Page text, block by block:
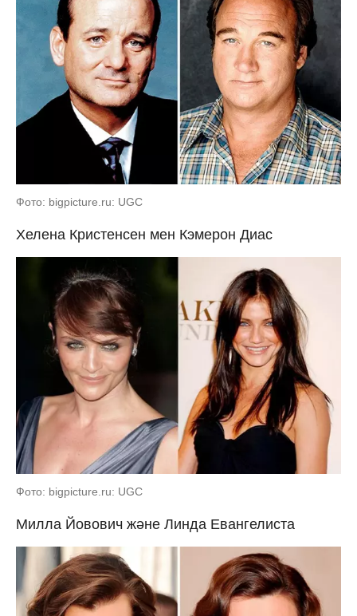
Фото: bigpicture.ru: UGC
Хелена Кристенсен мен Кэмерон Диас
Фото: bigpicture.ru: UGC
Милла Йовович және Линда Евангелиста